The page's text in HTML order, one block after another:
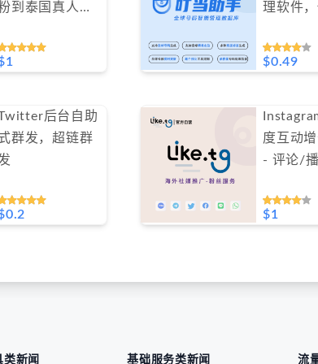
到泰国真人
保障（不支持
费测试）
理软件
#SJDD01
$0.49
后台自助
群发，超链群
度互动
- 评论/
精准提升
重（不
$1
类新闻 基础服务类新闻 流